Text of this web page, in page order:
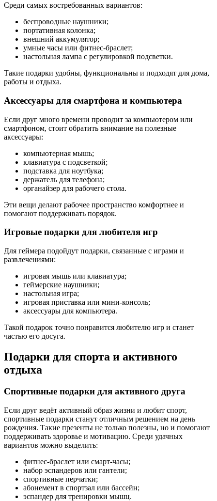
Среди самых востребованных вариантов:
беспроводные наушники;
портативная колонка;
внешний аккумулятор;
умные часы или фитнес-браслет;
настольная лампа с регулировкой подсветки.
Такие подарки удобны, функциональны и подходят для дома,
работы и отдыха.
Аксессуары для смартфона и компьютера
Если друг много времени проводит за компьютером или
смартфоном, стоит обратить внимание на полезные
аксессуары:
компьютерная мышь;
клавиатура с подсветкой;
подставка для ноутбука;
держатель для телефона;
органайзер для рабочего стола.
Эти вещи делают рабочее пространство комфортнее и
помогают поддерживать порядок.
Игровые подарки для любителя игр
Для геймера подойдут подарки, связанные с играми и
развлечениями:
игровая мышь или клавиатура;
геймерские наушники;
настольная игра;
игровая приставка или мини-консоль;
аксессуары для компьютера.
Такой подарок точно понравится любителю игр и станет
частью его досуга.
Подарки для спорта и активного
отдыха
Спортивные подарки для активного друга
Если друг ведёт активный образ жизни и любит спорт,
спортивные подарки станут отличным решением на день
рождения. Такие презенты не только полезны, но и помогают
поддерживать здоровье и мотивацию. Среди удачных
вариантов можно выделить:
фитнес-браслет или смарт-часы;
набор эспандеров или гантели;
спортивные перчатки;
абонемент в спортзал или бассейн;
эспандер для тренировки мышц.